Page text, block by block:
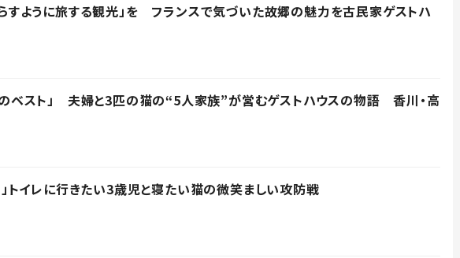
すように旅する観光」を フランスで気づいた故郷の魅力を古民家ゲストハ
ベスト」 夫婦と3匹の猫の“5人家族”が営むゲストハウスの物語 香川・高
」トイレに行きたい3歳児と寝たい猫の微笑ましい攻防戦